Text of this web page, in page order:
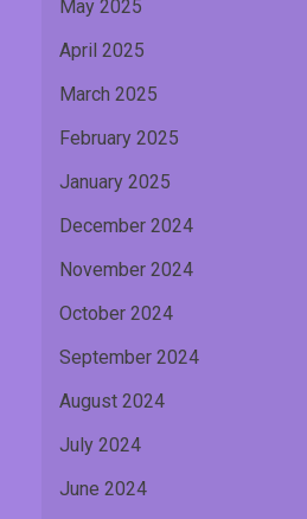
May 2025
April 2025
March 2025
February 2025
January 2025
December 2024
November 2024
October 2024
September 2024
August 2024
July 2024
June 2024